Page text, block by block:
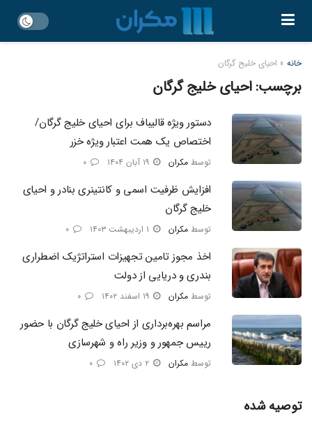
خانه » احیای خلیج گرگان
برچسب:احیای خلیج گرگان
دستور ویژه قالیباف برای احیای خلیج گرگان/
اختصاص یک همت اعتبار ویژه خزر
توسط مکران
افزایش ظرفیت اسمی و کانتینری بنادر و احیای
خلیج گرگان
توسط مکران
اخذ مجوز تامین تجهیزات استراتژیک اضطراری
بندری و دریایی از دولت
توسط مکران
مراسم بهره‌برداری از احیای خلیج گرگان با حضور
رییس جمهور و وزیر راه و شهرسازی
توسط مکران
توصیه شده